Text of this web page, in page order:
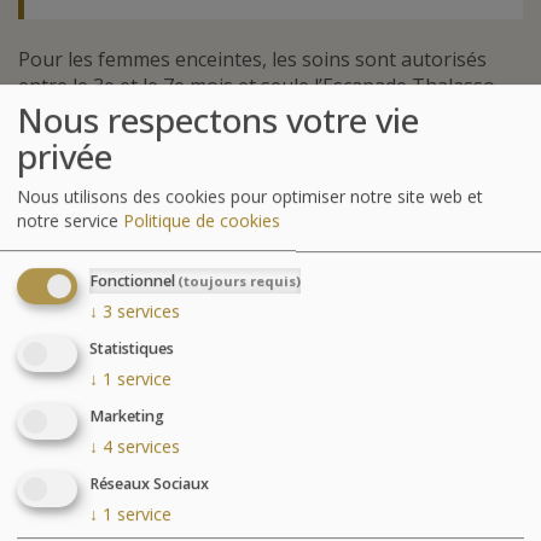
Pour les femmes enceintes, les soins sont autorisés
entre le 3e et le 7e mois et seule l’Escapade Thalasso
peut être envisageable. Veuillez signaler l’état et le
stade de la grossesse lors de la réservation. Une visite
médicale gratuite sera organisée sur place.
Nous respectons votre vie
privée
Nous utilisons des cookies pour optimiser notre site web et
notre service Politique de cookies
Fonctionnel (toujours requis)
↓ 3 services
Statistiques
↓ 1 service
Marketing
↓ 4 services
Réseaux Sociaux
↓ 1 service